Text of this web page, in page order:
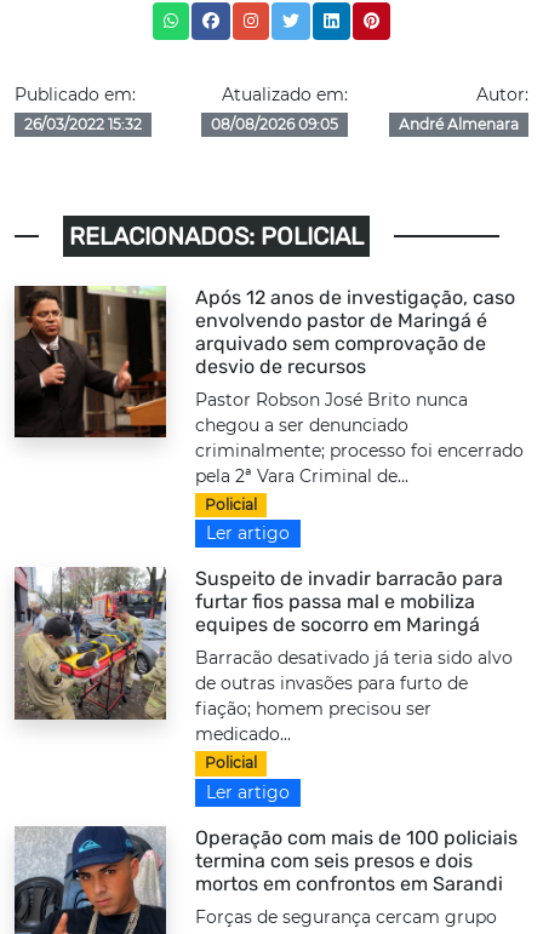
Publicado em:
26/03/2022 15:32
Atualizado em:
08/08/2026 09:05
Autor:
André Almenara
RELACIONADOS: POLICIAL
Após 12 anos de investigação, caso
envolvendo pastor de Maringá é
arquivado sem comprovação de
desvio de recursos
Pastor Robson José Brito nunca
chegou a ser denunciado
criminalmente; processo foi encerrado
pela 2ª Vara Criminal de...
Policial
Ler artigo
Suspeito de invadir barracão para
furtar fios passa mal e mobiliza
equipes de socorro em Maringá
Barracão desativado já teria sido alvo
de outras invasões para furto de
fiação; homem precisou ser
medicado...
Policial
Ler artigo
Operação com mais de 100 policiais
termina com seis presos e dois
mortos em confrontos em Sarandi
Forças de segurança cercam grupo